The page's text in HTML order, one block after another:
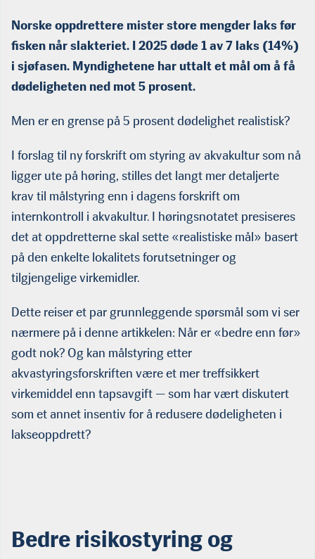
Norske oppdrettere mister store mengder laks før
fisken når slakteriet. I 2025 døde 1 av 7 laks (14%)
i sjøfasen. Myndighetene har uttalt et mål om å få
dødeligheten ned mot 5 prosent.
Men er en grense på 5 prosent dødelighet realistisk?
I forslag til ny forskrift om styring av akvakultur som nå
ligger ute på høring, stilles det langt mer detaljerte
krav til målstyring enn i dagens forskrift om
internkontroll i akvakultur. I høringsnotatet presiseres
det at oppdretterne skal sette «realistiske mål» basert
på den enkelte lokalitets forutsetninger og
tilgjengelige virkemidler.
Dette reiser et par grunnleggende spørsmål som vi ser
nærmere på i denne artikkelen: Når er «bedre enn før»
godt nok? Og kan målstyring etter
akvastyringsforskriften være et mer treffsikkert
virkemiddel enn tapsavgift — som har vært diskutert
som et annet insentiv for å redusere dødeligheten i
lakseoppdrett?
Bedre risikostyring og